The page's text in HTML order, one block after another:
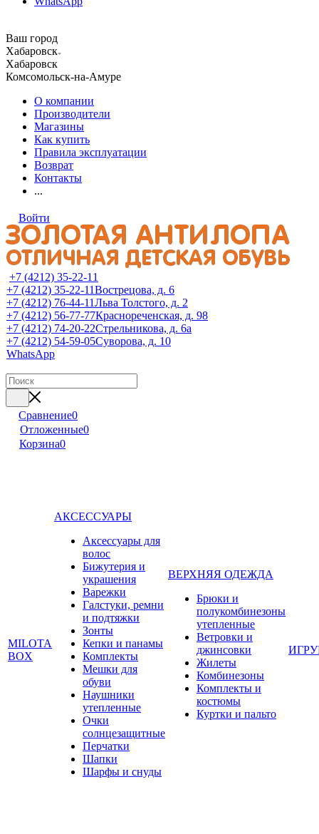
Ваш город
Хабаровск
Хабаровск
Комсомольск-на-Амуре
О компании
Производители
Магазины
Как купить
Правила эксплуатации
Возврат
Контакты
...
Войти
+7 (4212) 35-22-11
+7 (4212) 35-22-11Вострецова, д. 6
+7 (4212) 76-44-11Льва Толстого, д. 2
+7 (4212) 56-77-77Краснореченская, д. 98
+7 (4212) 74-20-22Стрельникова, д. 6а
+7 (4212) 54-59-05Суворова, д. 10
WhatsApp
Сравнение0
Отложенные0
Корзина0
MILOTA
BOX
АКСЕССУАРЫ
Аксессуары для
волос
Бижутерия и
украшения
Варежки
Галстуки, ремни
и подтяжки
Зонты
Кепки и панамы
Комплекты
Мешки для
обуви
Наушники
утепленные
Очки
солнцезащитные
Перчатки
Шапки
Шарфы и снуды
ВЕРХНЯЯ ОДЕЖДА
Брюки и
полукомбинезоны
утепленные
Ветровки и
джинсовки
Жилеты
Комбинезоны
Комплекты и
костюмы
Куртки и пальто